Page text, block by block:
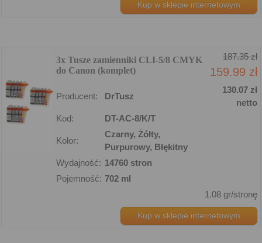
Kup w sklepie internetowym
3x Tusze zamienniki CLI-5/8 CMYK
do Canon (komplet)
187.35 zł
159.99 zł
Producent: DrTusz
130.07 zł
netto
Kod:
DT-AC-8/K/T
Kolor:
Czarny, Żółty,
Purpurowy, Błękitny
Wydajność: 14760 stron
Pojemność: 702 ml
1.08 gr/stronę
Kup w sklepie internetowym